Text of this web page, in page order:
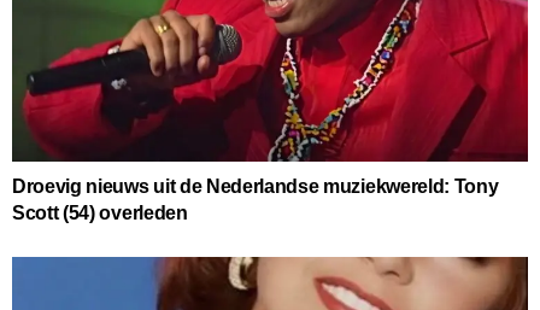
Droevig nieuws uit de Nederlandse muziekwereld: Tony
Scott (54) overleden